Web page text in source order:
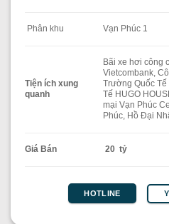
Phân khu Vạn Phúc 1
Tiện ích xung
quanh
Bãi xe hơi công
Vietcombank,
Trường Quốc
Tế HUGO
mại Vạn Phúc
Phúc, Hồ Đại
Giá Bán 20 tỷ
HOTLINE